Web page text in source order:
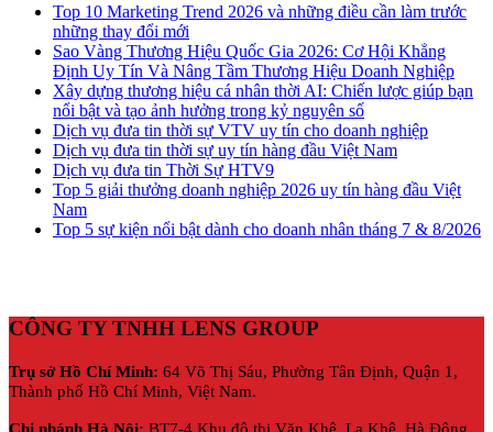
Top 10 Marketing Trend 2026 và những điều cần làm trước
những thay đổi mới
Sao Vàng Thương Hiệu Quốc Gia 2026: Cơ Hội Khẳng
Định Uy Tín Và Nâng Tầm Thương Hiệu Doanh Nghiệp
Xây dựng thương hiệu cá nhân thời AI: Chiến lược giúp bạn
nổi bật và tạo ảnh hưởng trong kỷ nguyên số
Dịch vụ đưa tin thời sự VTV uy tín cho doanh nghiệp
Dịch vụ đưa tin thời sự uy tín hàng đầu Việt Nam
Dịch vụ đưa tin Thời Sự HTV9
Top 5 giải thưởng doanh nghiệp 2026 uy tín hàng đầu Việt
Nam
Top 5 sự kiện nổi bật dành cho doanh nhân tháng 7 & 8/2026
CÔNG TY TNHH LENS GROUP
Trụ sở Hồ Chí Minh: 64 Võ Thị Sáu, Phường Tân Định, Quận 1,
Thành phố Hồ Chí Minh, Việt Nam.